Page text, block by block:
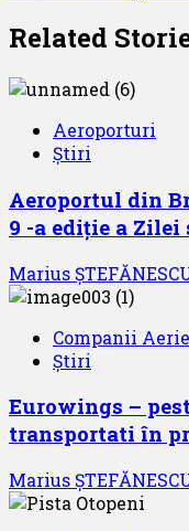
Related
Aeroporturi
Știri
Aeroportul din
9 -a ediție a
Marius
Companii
Știri
Eurowings –
transportati în
Marius